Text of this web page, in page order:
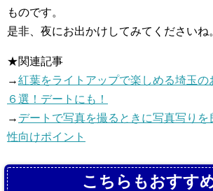
ものです。
是非、夜にお出かけしてみてくださいね
★関連記事
→紅葉をライトアップで楽しめる埼玉の
６選！デートにも！
→ デートで写真を撮るときに写真写りを
性向けポイント
こちらもおすす